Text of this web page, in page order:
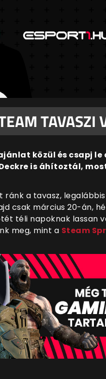
TAVASZI
közül és csapj le
is áhítoztál,
ránk a tavasz,
csak március 20-án,
téli napoknak lassan
meg, mint a Steam